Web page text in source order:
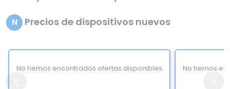
N Precios de dispositivos nuevos
No hemos encontrados ofertas disponibles No hemos